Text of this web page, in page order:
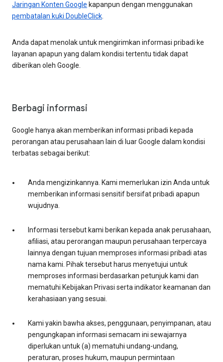
Jaringan Konten Google kapanpun dengan menggunakan
pembatalan kuki DoubleClick
Anda dapat menolak untuk mengirimkan informasi pribadi ke
layanan apapun yang dalam kondisi tertentu tidak dapat
diberikan oleh Google.
Berbagi informasi
Google hanya akan memberikan informasi pribadi kepada
perorangan atau perusahaan lain di luar Google dalam kondisi
terbatas sebagai berikut:
Anda mengizinkannya. Kami memerlukan izin Anda untuk
memberikan informasi sensitif bersifat pribadi apapun
wujudnya.
Informasi tersebut kami berikan kepada anak perusahaan,
afiliasi, atau perorangan maupun perusahaan terpercaya
lainnya dengan tujuan memproses informasi pribadi atas
nama kami. Pihak tersebut harus menyetujui untuk
memproses informasi berdasarkan petunjuk kami dan
mematuhi Kebijakan Privasi serta indikator keamanan dan
kerahasiaan yang sesuai.
Kami yakin bawha akses, penggunaan, penyimpanan, atau
pengungkapan informasi semacam ini sewajarnya
diperlukan untuk (a) mematuhi undang-undang,
peraturan, proses hukum, maupun permintaan